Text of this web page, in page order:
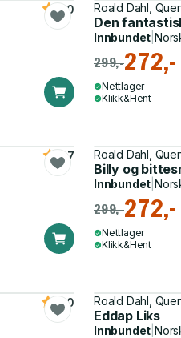
5.0 Roald Dahl,
Den
Innbundet |
299,-272,-
Nettlager
Klikk&Hent
3.7 Roald Dahl,
Billy og
Innbundet |
299,-272,-
Nettlager
Klikk&Hent
4.0 Roald Dahl,
Eddap Liks
Innbundet |